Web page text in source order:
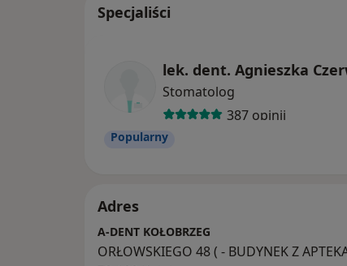
Specjaliści
lek. dent. Agnieszka
Stomatolog
387 opinii
Popularny
Adres
A-DENT KOŁOBRZEG
ORŁOWSKIEGO 48 ( - BUDYNEK Z